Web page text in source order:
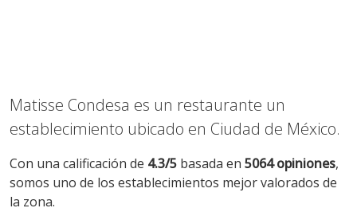
Matisse Condesa es un restaurante un
establecimiento ubicado en Ciudad de México.
Con una calificación de 4.3/5 basada en 5064 opiniones,
somos uno de los establecimientos mejor valorados de
la zona.